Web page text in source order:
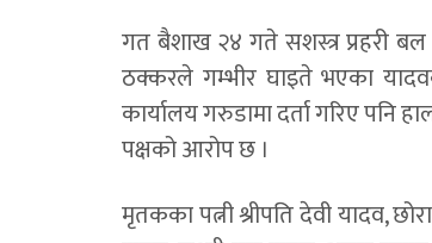
गत बैशाख २४ गते सशस्त्र प्रहरी
ठक्करले गम्भीर घाइते भएका
कार्यालय गरुडामा दर्ता गरिए पनि
पक्षको आरोप छ ।
मृतकका पत्नी श्रीपति देवी यादव,